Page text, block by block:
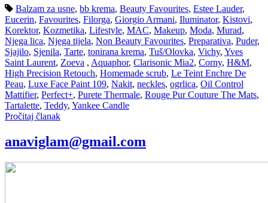
Balzam za usne, bb krema, Beauty Favourites, Estee Lauder,
Eucerin, Favourites, Filorga, Giorgio Armani, Iluminator, Kistovi,
Korektor, Kozmetika, Lifestyle, MAC, Makeup, Moda, Murad,
Njega lica, Njega tijela, Non Beauty Favourites, Preparativa, Puder,
Sjajilo, Sjenila, Tarte, tonirana krema, Tuš/Olovka, Vichy, Yves
Saint Laurent, Zoeva , Aquaphor, Clarisonic Mia2, Corny, H&M,
High Precision Retouch, Homemade scrub, Le Teint Enchre De
Peau, Luxe Face Paint 109, Nakit, neckles, ogrlica, Oil Control
Mattifier, Perfect+, Purete Thermale, Rouge Pur Couture The Mats,
Tartalette, Teddy, Yankee Candle
Pročitaj članak
anaviglam@gmail.com